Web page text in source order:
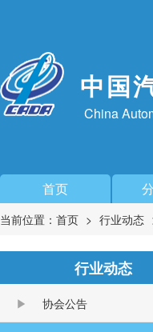
中国
China
首页
当前位置： 首页 行业动态
行业动态
协会公告